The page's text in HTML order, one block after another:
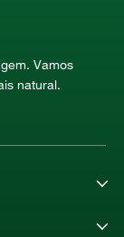
Vamos
natural.